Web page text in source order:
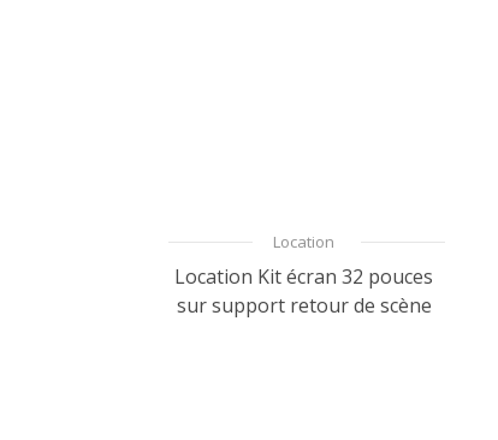
Location
Location Kit écran 32 pouces
sur support retour de scène